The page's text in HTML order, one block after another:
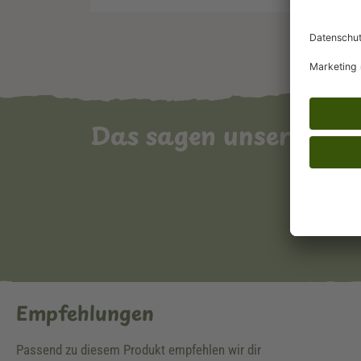
Das sagen unsere
Empfehlungen
Passend zu diesem Produkt empfehlen wir dir